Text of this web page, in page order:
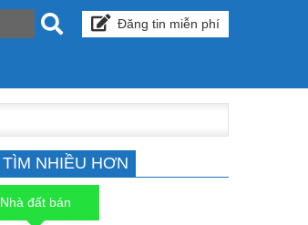
Đăng tin miễn phí
TÌM NHIỀU HƠN
Nhà đất bán